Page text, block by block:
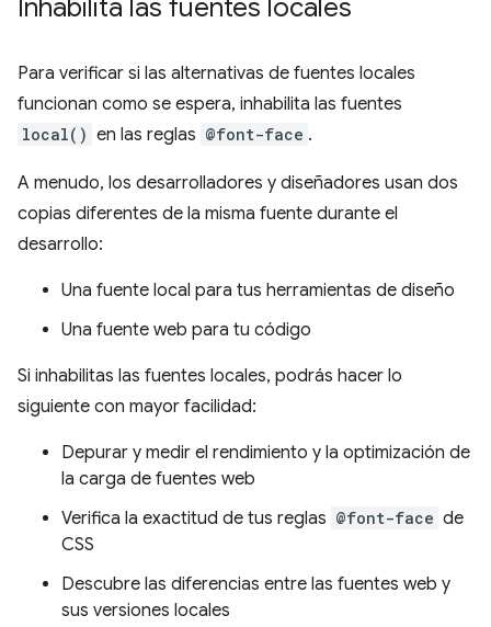
Inhabilita las fuentes locales
Para verificar si las alternativas de fuentes locales
funcionan como se espera, inhabilita las fuentes
local() en las reglas @font-face .
A menudo, los desarrolladores y diseñadores usan dos
copias diferentes de la misma fuente durante el
desarrollo:
Una fuente local para tus herramientas de diseño
Una fuente web para tu código
Si inhabilitas las fuentes locales, podrás hacer lo
siguiente con mayor facilidad:
Depurar y medir el rendimiento y la optimización de
la carga de fuentes web
Verifica la exactitud de tus reglas @font-face de
CSS
Descubre las diferencias entre las fuentes web y
sus versiones locales